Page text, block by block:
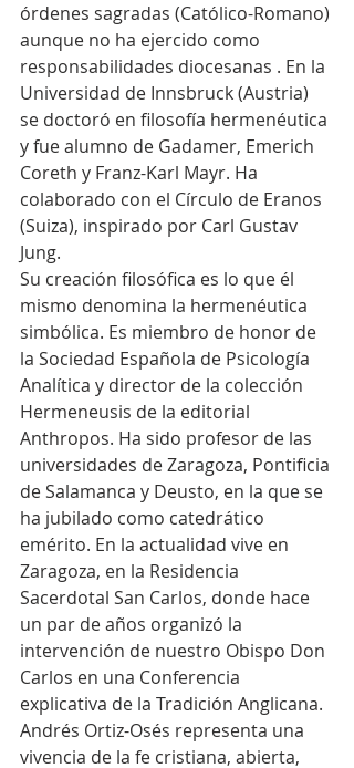
órdenes sagradas (Católico-Romano)
aunque no ha ejercido como
responsabilidades diocesanas . En la
Universidad de Innsbruck (Austria)
se doctoró en filosofía hermenéutica
y fue alumno de Gadamer, Emerich
Coreth y Franz-Karl Mayr. Ha
colaborado con el Círculo de Eranos
(Suiza), inspirado por Carl Gustav
Jung.
Su creación filosófica es lo que él
mismo denomina la hermenéutica
simbólica. Es miembro de honor de
la Sociedad Española de Psicología
Analítica y director de la colección
Hermeneusis de la editorial
Anthropos. Ha sido profesor de las
universidades de Zaragoza, Pontificia
de Salamanca y Deusto, en la que se
ha jubilado como catedrático
emérito. En la actualidad vive en
Zaragoza, en la Residencia
Sacerdotal San Carlos, donde hace
un par de años organizó la
intervención de nuestro Obispo Don
Carlos en una Conferencia
explicativa de la Tradición Anglicana.
Andrés Ortiz-Osés representa una
vivencia de la fe cristiana, abierta,